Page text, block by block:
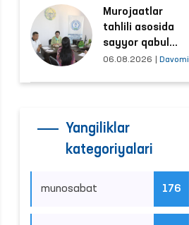
yo‘lga qo‘yildi
Murojaatlar
tahlili asosida
sayyor qabul
o‘tkaziladigan
06.08.2026 Davomi
Yangiliklar
kategoriyalari
munosabat 176